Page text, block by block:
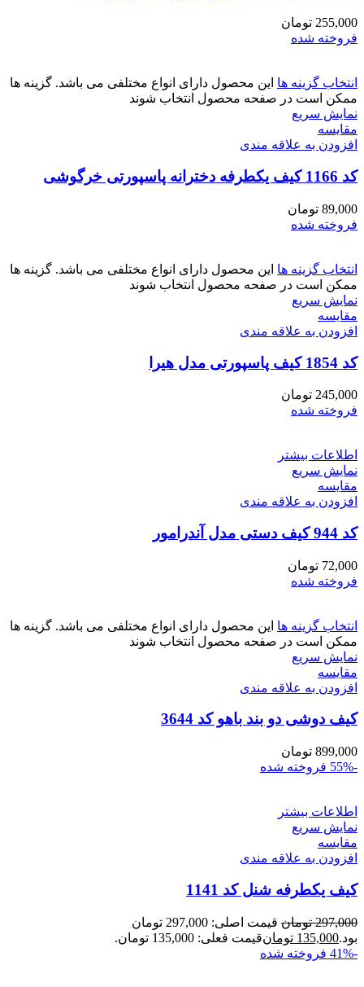
255,000 تومان
فروخته شده
انتخاب گزینه ها این محصول دارای انواع مختلفی می باشد. گزینه ها
ممکن است در صفحه محصول انتخاب شوند
نمایش سریع
مقايسه
افزودن به علاقه مندی
کد 1166 کیف یکطرفه دخترانه پاسپورتی خرگوشی
89,000 تومان
فروخته شده
انتخاب گزینه ها این محصول دارای انواع مختلفی می باشد. گزینه ها
ممکن است در صفحه محصول انتخاب شوند
نمایش سریع
مقايسه
افزودن به علاقه مندی
کد 1854 کیف پاسپورتی مدل هیرا
245,000 تومان
فروخته شده
اطلاعات بیشتر
نمایش سریع
مقايسه
افزودن به علاقه مندی
کد 944 کیف دستی مدل آندرامور
72,000 تومان
فروخته شده
انتخاب گزینه ها این محصول دارای انواع مختلفی می باشد. گزینه ها
ممکن است در صفحه محصول انتخاب شوند
نمایش سریع
مقايسه
افزودن به علاقه مندی
کیف دوشی دو بند باهو کد 3644
899,000 تومان
-55%
فروخته شده
اطلاعات بیشتر
نمایش سریع
مقايسه
افزودن به علاقه مندی
کیف یکطرفه شنل کد 1141
297,000 تومان
قیمت اصلی: 297,000 تومان
بود.135,000 تومانقیمت فعلی: 135,000 تومان.
-41%
فروخته شده